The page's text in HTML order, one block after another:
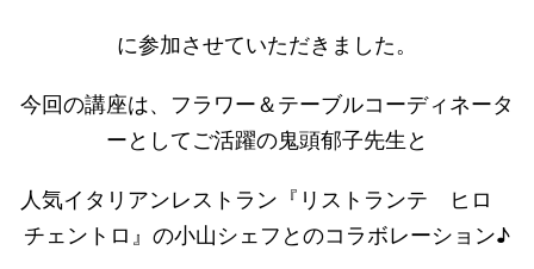
に参加させていただきました。
今回の講座は、フラワー＆テーブルコーディネータ
ーとしてご活躍の鬼頭郁子先生と
人気イタリアンレストラン『リストランテ ヒロ
チェントロ』の小山シェフとのコラボレーション♪